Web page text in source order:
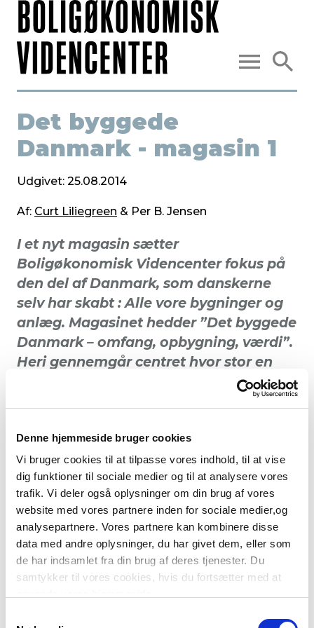
Denne hjemmeside bruger cookies
Vi bruger cookies til at tilpasse vores indhold, til at vise
dig funktioner til sociale medier og til at analysere vores
trafik. Vi deler også oplysninger om din brug af vores
website med vores partnere inden for sociale medier,og
analysepartnere. Vores partnere kan kombinere disse
data med andre oplysninger, du har givet dem, eller som
de har indsamlet fra din brug af deres tjenester. Du
samtykker til vores cookies, hvis du fortsætter med at
Det byggede
Danmark - magasin 1
Udgivet: 25.08.2014
Af: Curt Liliegreen & Per B. Jensen
I et nyt magasin sætter
Boligøkonomisk Videncenter fokus på
den del af Danmark, som danskerne
selv har skabt : Alle vore bygninger og
anlæg. Magasinet hedder ”Det byggede
Danmark – omfang, opbygning, værdi”.
Heri gennemgår centret hvor stor en
værdi, bygninger og anlæg har, dels
samlet i landet som helhed, men også
familie. Emnet er således ikke
begrænset til boligøkonomi, men
dækker byggeri og anlæg bredt.​​
Idéen med magasinet er at give en populær
fremstilling af, hvor vigtig bygnings- og
anlægskapitalen er for det moderne samfund
såvel som for det enkelte individ. Der ses på en
lang række oplysninger om byggeri. Selv om der i
alle, der interesserer sig for selv at hente